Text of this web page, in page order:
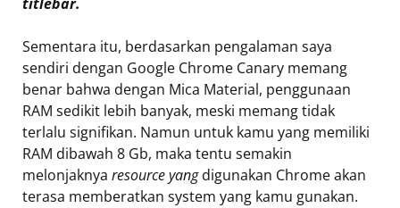
titlebar.
Sementara itu, berdasarkan pengalaman saya
sendiri dengan Google Chrome Canary memang
benar bahwa dengan Mica Material, penggunaan
RAM sedikit lebih banyak, meski memang tidak
terlalu signifikan. Namun untuk kamu yang memiliki
RAM dibawah 8 Gb, maka tentu semakin
melonjaknya resource yangdigunakan Chrome akan
terasa memberatkan system yang kamu gunakan.